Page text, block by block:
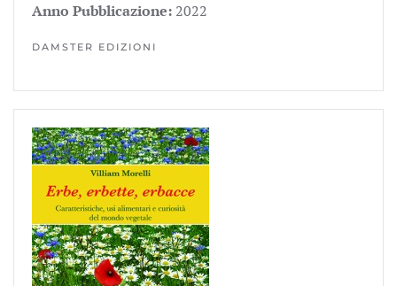
Anno Pubblicazione: 2022
DAMSTER EDIZIONI